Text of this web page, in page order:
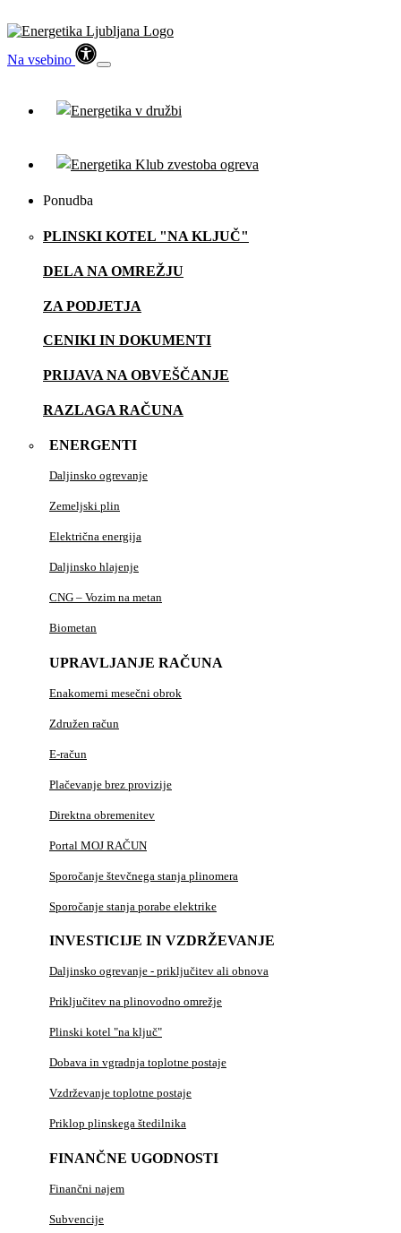
Na vsebino
Ponudba
PLINSKI KOTEL "NA KLJUČ"
DELA NA OMREŽJU
ZA PODJETJA
CENIKI IN DOKUMENTI
PRIJAVA NA OBVEŠČANJE
RAZLAGA RAČUNA
ENERGENTI
Daljinsko ogrevanje
Zemeljski plin
Električna energija
Daljinsko hlajenje
CNG – Vozim na metan
Biometan
UPRAVLJANJE RAČUNA
Enakomerni mesečni obrok
Združen račun
E-račun
Plačevanje brez provizije
Direktna obremenitev
Portal MOJ RAČUN
Sporočanje števčnega stanja plinomera
Sporočanje stanja porabe elektrike
INVESTICIJE IN VZDRŽEVANJE
Daljinsko ogrevanje - priključitev ali obnova
Priključitev na plinovodno omrežje
Plinski kotel "na ključ"
Dobava in vgradnja toplotne postaje
Vzdrževanje toplotne postaje
Priklop plinskega štedilnika
FINANČNE UGODNOSTI
Finančni najem
Subvencije